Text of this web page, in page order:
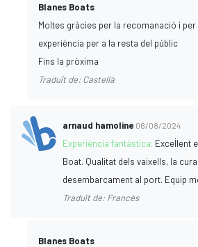
Blanes Boats
Moltes gràcies per la recomanació i
experiència per a la resta del públic
Fins la pròxima
Traduït de: Castellà
arnaud hamoline 06/08/2024
Experiència fantàstica: Excel·lent
Boat. Qualitat dels vaixells, la
desembarcament al port. Equip
Traduït de: Francès
Blanes Boats